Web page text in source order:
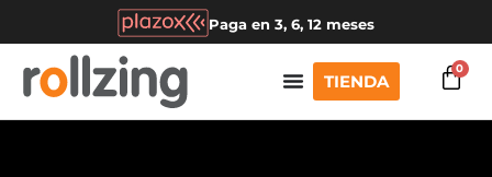
Paga en 3, 6, 12 meses
TIENDA
0